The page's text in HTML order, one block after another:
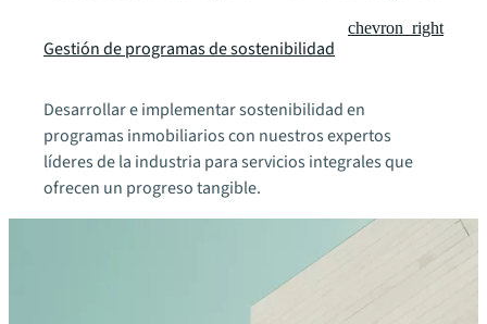
Gestión de programas de sostenibilidad
chevron_right
Desarrollar e implementar sostenibilidad en
programas inmobiliarios con nuestros expertos
líderes de la industria para servicios integrales que
ofrecen un progreso tangible.